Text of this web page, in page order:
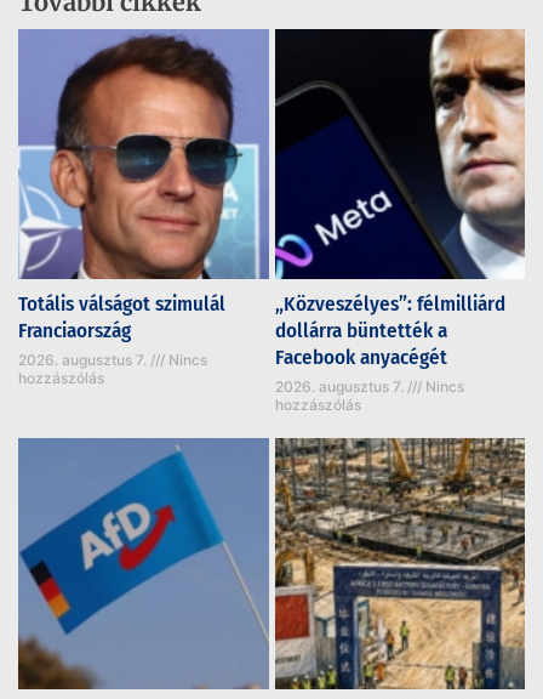
Totális válságot szimulál
Franciaország
2026. augusztus 7.
Nincs
hozzászólás
„Közveszélyes”: félmilliárd
dollárra büntették a
Facebook anyacégét
2026. augusztus 7.
Nincs
hozzászólás